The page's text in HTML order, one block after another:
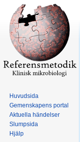
Huvudsida
Gemenskapens portal
Aktuella händelser
Slumpsida
Hjälp